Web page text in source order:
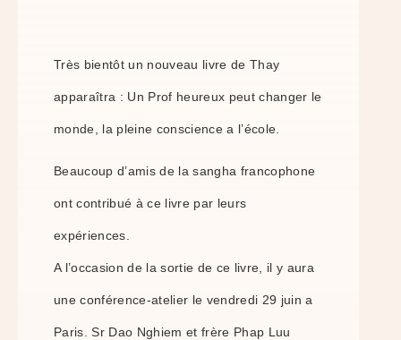
Très bientôt un nouveau livre de Thay
apparaîtra : Un Prof heureux peut changer le
monde, la pleine conscience a l’école.
Beaucoup d’amis de la sangha francophone
ont contribué à ce livre par leurs
expériences.
A l’occasion de la sortie de ce livre, il y aura
une conférence-atelier le vendredi 29 juin a
Paris. Sr Dao Nghiem et frère Phap Luu